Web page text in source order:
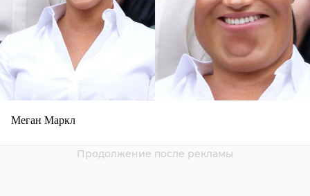
Меган Маркл